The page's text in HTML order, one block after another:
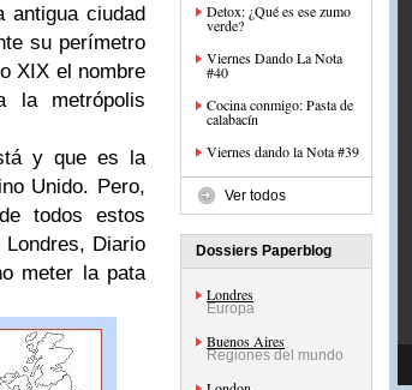
antigua ciudad
su perímetro
XIX el nombre
la metrópolis
y que es la
Unido. Pero,
todos estos
Diario
meter la pata
Detox: ¿Qué es ese zumo
verde?
Viernes Dando La Nota
#40
Cocina conmigo: Pasta de
calabacín
Viernes dando la Nota #39
Ver todos
Dossiers Paperblog
Londres
Europa
Buenos Aires
Regiones del mundo